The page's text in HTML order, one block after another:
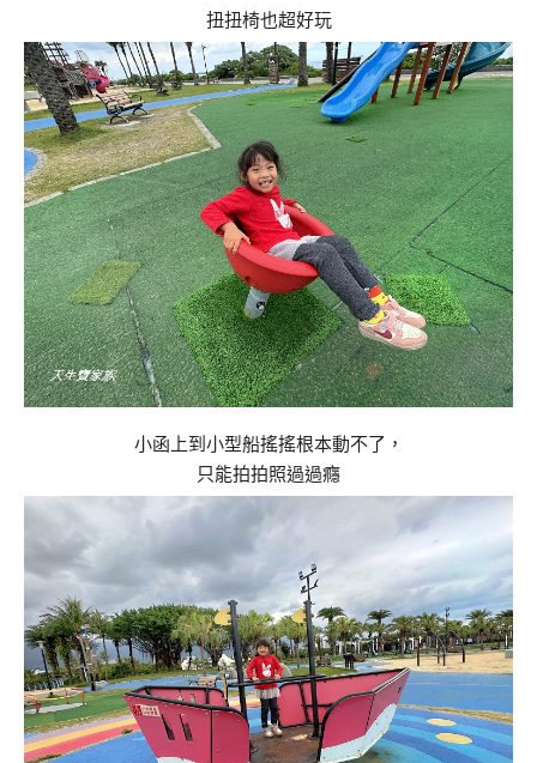
扭扭椅也超好玩
小函上到小型船搖搖根本動不了，
只能拍拍照過過癮